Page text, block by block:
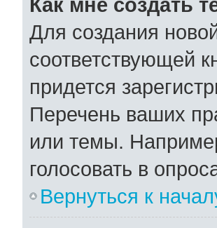
Для создания
соответствующей
придется
Перечень ваших
или темы.
голосовать в
Вернуться к